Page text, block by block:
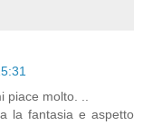
piace molto. ..
la fantasia e aspetto